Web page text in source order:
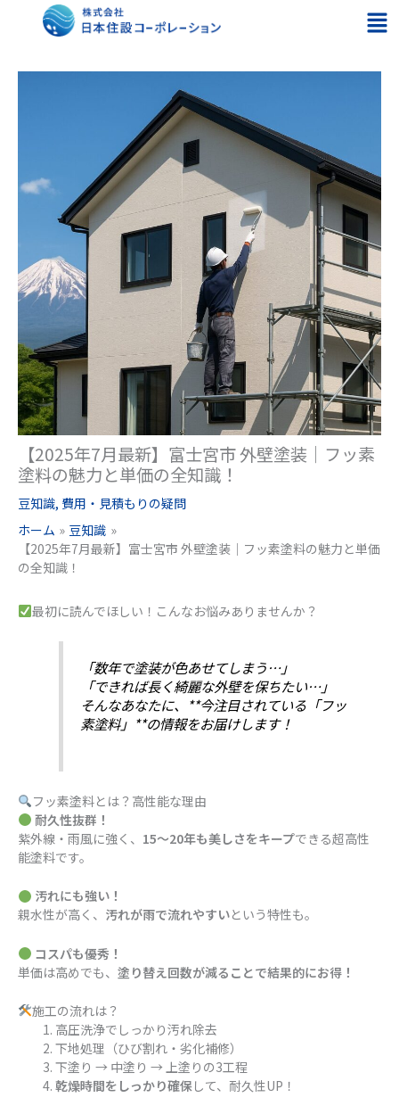
メ
ニ
ー
【2025年7月最新】富士宮市 外壁塗装｜フッ素
塗料の魅力と単価の全知識！
豆知識, 費用・見積もりの疑問
ホーム
豆知識
【2025年7月最新】富士宮市 外壁塗装｜フッ素塗料の魅力と単価
の全知識！
最初に読んでほしい！こんなお悩みありませんか？
「数年で塗装が色あせてしまう…」
「できれば長く綺麗な外壁を保ちたい…」
そんなあなたに、**今注目されている「フッ
素塗料」**の情報をお届けします！
フッ素塗料とは？高性能な理由
耐久性抜群！
紫外線・雨風に強く、 15〜20年も美しさをキープできる超高性
能塗料です。
汚れにも強い！
親水性が高く、 汚れが雨で流れやすいという特性も。
コスパも優秀！
単価は高めでも、 塗り替え回数が減ることで結果的にお得！
施工の流れは？
高圧洗浄でしっかり汚れ除去
下地処理（ひび割れ・劣化補修）
下塗り → 中塗り → 上塗りの3工程
乾燥時間をしっかり確保して、耐久性UP！